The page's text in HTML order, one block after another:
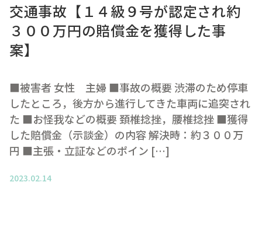
交通事故【１４級９号が認定され約
３００万円の賠償金を獲得した事
案】
■被害者 女性 主婦 ■事故の概要 渋滞のため停車
したところ，後方から進行してきた車両に追突され
た ■お怪我などの概要 頚椎捻挫，腰椎捻挫 ■獲得
した賠償金（示談金）の内容 解決時：約３００万
円 ■主張・立証などのポイン […]
2023.02.14